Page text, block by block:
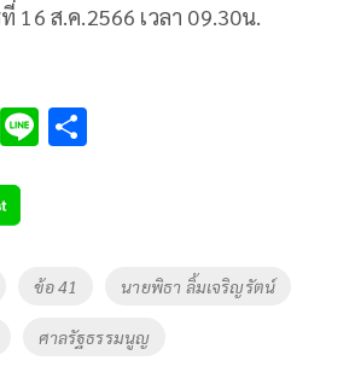
16 ส.ค.2566 เวลา 09.30น.
C Li
ข้อ 41 นายพิธา ลิ้มเจริญรัตน์
ศาลรัฐธรรมนูญ